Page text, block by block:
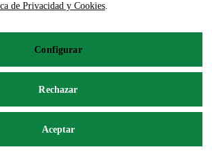
Añadir al carrito
de Privacidad y Cookies.
Configurar
Rechazar
Aceptar